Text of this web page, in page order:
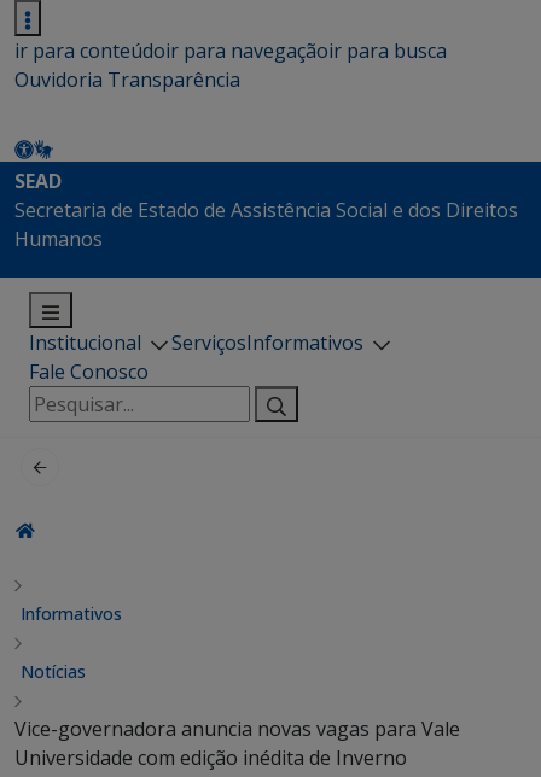
ir para conteúdoir para navegaçãoir para busca
Ouvidoria Transparência
SEAD
Secretaria de Estado de Assistência Social e dos Direitos
Humanos
Institucional ServiçosInformativos
Fale Conosco
Pesquisar
por:
Informativos
Notícias
Vice-governadora anuncia novas vagas para Vale
Universidade com edição inédita de Inverno